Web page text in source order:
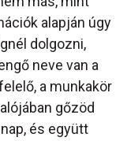
alapján úgy
dolgozni,
neve van a
a munkakör
gőzöd
és együtt